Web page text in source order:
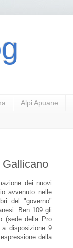
Alpi Apuane
Gallicano
dei nuovi
avvenuto nelle
del "governo"
Ben 109 gli
(sede della Pro
a disposizione 9
della